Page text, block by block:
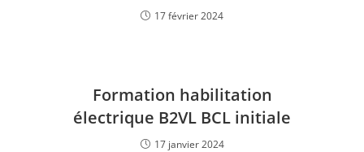
17 février 2024
Formation habilitation
électrique B2VL BCL initiale
17 janvier 2024